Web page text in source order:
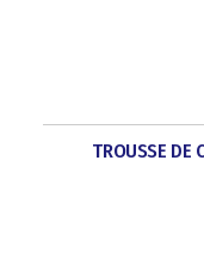
TROUSSE DE